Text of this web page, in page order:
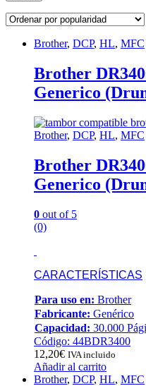
Brother, DCP, HL, MFC
Brother
Generico
Brother, DCP, HL, MFC
Brother
Generico
0 out of 5
(0)
CARACTERÍSTICAS
Para uso en: Brother
Fabricante: Genérico
Capacidad: 30.000
Código: 44BDR3400
12,20€ IVA incluido
Añadir al carrito
Brother, DCP, HL, MFC